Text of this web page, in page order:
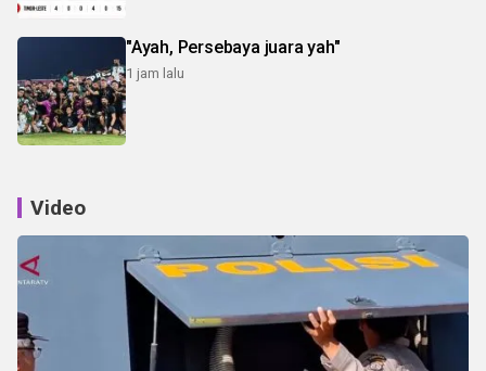
"Ayah, Persebaya juara yah"
1 jam lalu
Video